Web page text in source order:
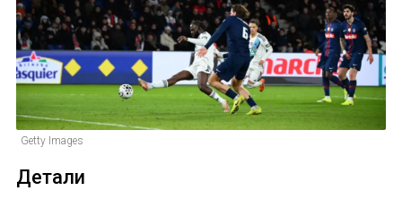
Getty Images
Детали